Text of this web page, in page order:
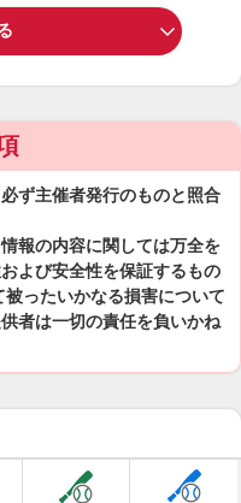
ず主催者発行のものと照合
報の内容に関しては万全を
よび安全性を保証するもの
ったいかなる損害について
者は一切の責任を負いかね